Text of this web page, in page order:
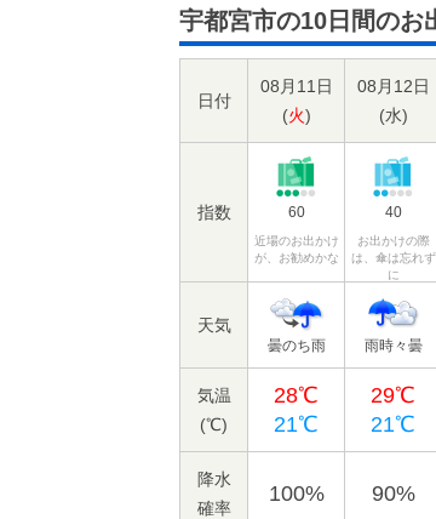
宇都宮市の10日間のお
日付
08月11日
(火)
08月12日
(水)
指数 60
近場のお出かけ
が、お勧めかな
40
お出かけの際
は、傘は忘れず
に
天気
曇のち雨 雨時々曇
気温
(℃)
28℃
21℃
29℃
21℃
降水
確率
100% 90%